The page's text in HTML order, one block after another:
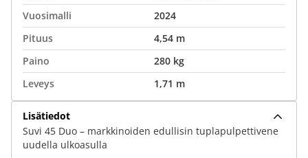
Vuosimalli
2024
Pituus
4,54 m
Paino
280 kg
Leveys
1,71 m
Lisätiedot
Suvi 45 Duo – markkinoiden edullisin tuplapulpettivene
uudella ulkoasulla